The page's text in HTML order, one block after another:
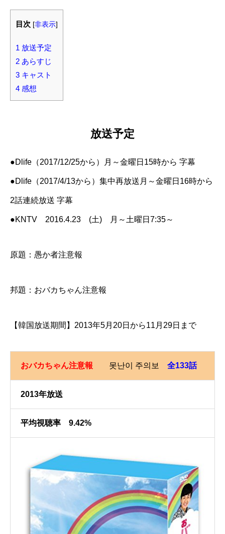
目次 [非表示]
1 放送予定
2 あらすじ
3 キャスト
4 感想
放送予定
●Dlife（2017/12/25から）月～金曜日15時から 字幕
●Dlife（2017/4/13から）集中再放送月～金曜日16時から
2話連続放送 字幕
●KNTV 2016.4.23 (土) 月～土曜日7:35～
原題：愚か者注意報
邦題：おバカちゃん注意報
【韓国放送期間】2013年5月20日から11月29日まで
おバカちゃん注意報 못난이 주의보 全133話
2013年放送
平均視聴率 9.42%